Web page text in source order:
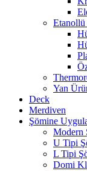
Etanollü
Yan
Deck
Merdiven
Şömine
Modern
U Tipi
L Tipi
Domi